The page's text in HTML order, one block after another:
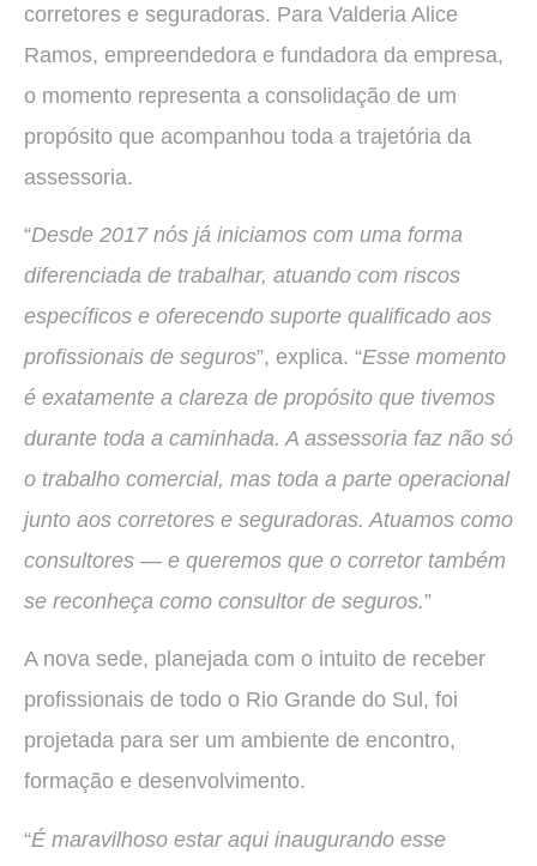
corretores e seguradoras. Para Valderia Alice
Ramos, empreendedora e fundadora da empresa,
o momento representa a consolidação de um
propósito que acompanhou toda a trajetória da
assessoria.
“Desde 2017 nós já iniciamos com uma forma
diferenciada de trabalhar, atuando com riscos
específicos e oferecendo suporte qualificado aos
profissionais de seguros”, explica. “Esse momento
é exatamente a clareza de propósito que tivemos
durante toda a caminhada. A assessoria faz não só
o trabalho comercial, mas toda a parte operacional
junto aos corretores e seguradoras. Atuamos como
consultores — e queremos que o corretor também
se reconheça como consultor de seguros.”
A nova sede, planejada com o intuito de receber
profissionais de todo o Rio Grande do Sul, foi
projetada para ser um ambiente de encontro,
formação e desenvolvimento.
“É maravilhoso estar aqui inaugurando esse